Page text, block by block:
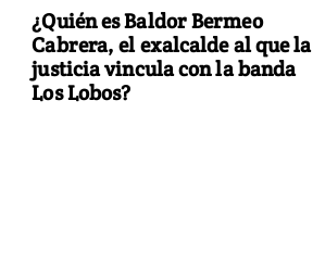
¿Quién es Baldor Bermeo
Cabrera, el exalcalde al que la
justicia vincula con la banda
Los Lobos?